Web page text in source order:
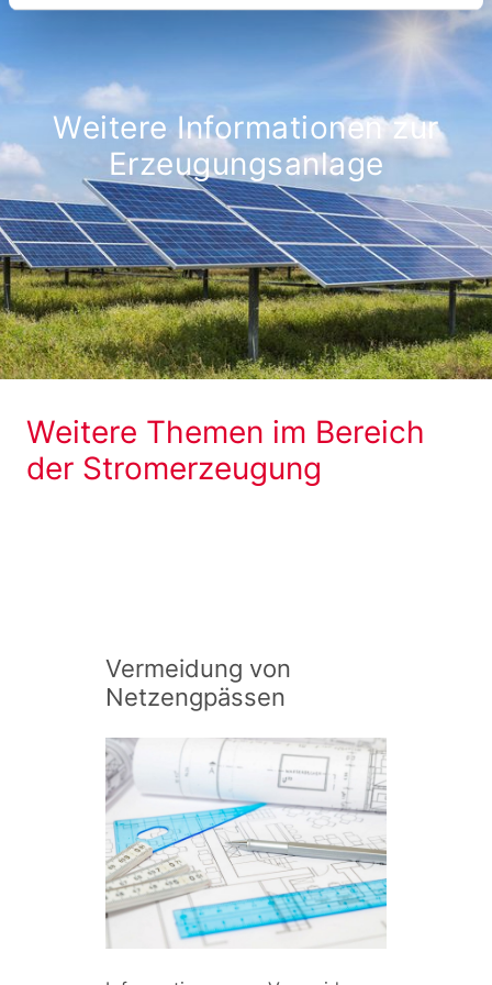
Weitere Informationen zur
Erzeugungsanlage
Weitere Themen im Bereich
der Stromerzeugung
Vermeidung von
Netzengpässen